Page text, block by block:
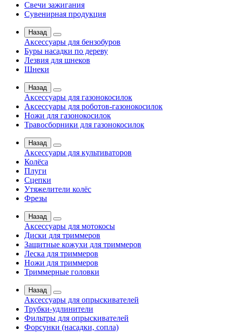
Свечи зажигания
Сувенирная продукция
Назад
Аксессуары для бензобуров
Буры насадки по дереву
Лезвия для шнеков
Шнеки
Назад
Аксессуары для газонокосилок
Аксессуары для роботов-газонокосилок
Ножи для газонокосилок
Травосборники для газонокосилок
Назад
Аксессуары для культиваторов
Колёса
Плуги
Сцепки
Утяжелители колёс
Фрезы
Назад
Аксессуары для мотокосы
Диски для триммеров
Защитные кожухи для триммеров
Леска для триммеров
Ножи для триммеров
Триммерные головки
Назад
Аксессуары для опрыскивателей
Трубки-удлинители
Фильтры для опрыскивателей
Форсунки (насадки, сопла)